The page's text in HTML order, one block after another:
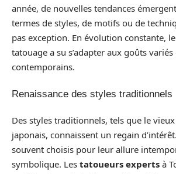
année, de nouvelles tendances
termes de styles, de motifs ou de
pas exception. En évolution constante,
tatouage a su s’adapter aux goûts
contemporains.
Renaissance des styles traditionnels
Des styles traditionnels, tels que le
japonais, connaissent un regain
souvent choisis pour leur allure
symbolique. Les tatoueurs experts à